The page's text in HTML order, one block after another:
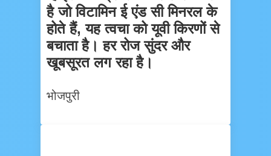
है जो विटामिन ई एंड सी मिनरल के
होते हैं, यह त्वचा को यूवी किरणों से
बचाता है। हर रोज सुंदर और
खूबसूरत लग रहा है।
भोजपुरी